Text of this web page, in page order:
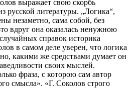
выражает свою скорбь
русской литературы. „Логика“,
незаметно, сама собой, без
вдруг она оказалась ненужною
справок историка
в самом деле уверен, что логика
какими же средствами думает он
своих мыслей.
фраза, с которою сам автор
смысла». «Г. Соколов строго